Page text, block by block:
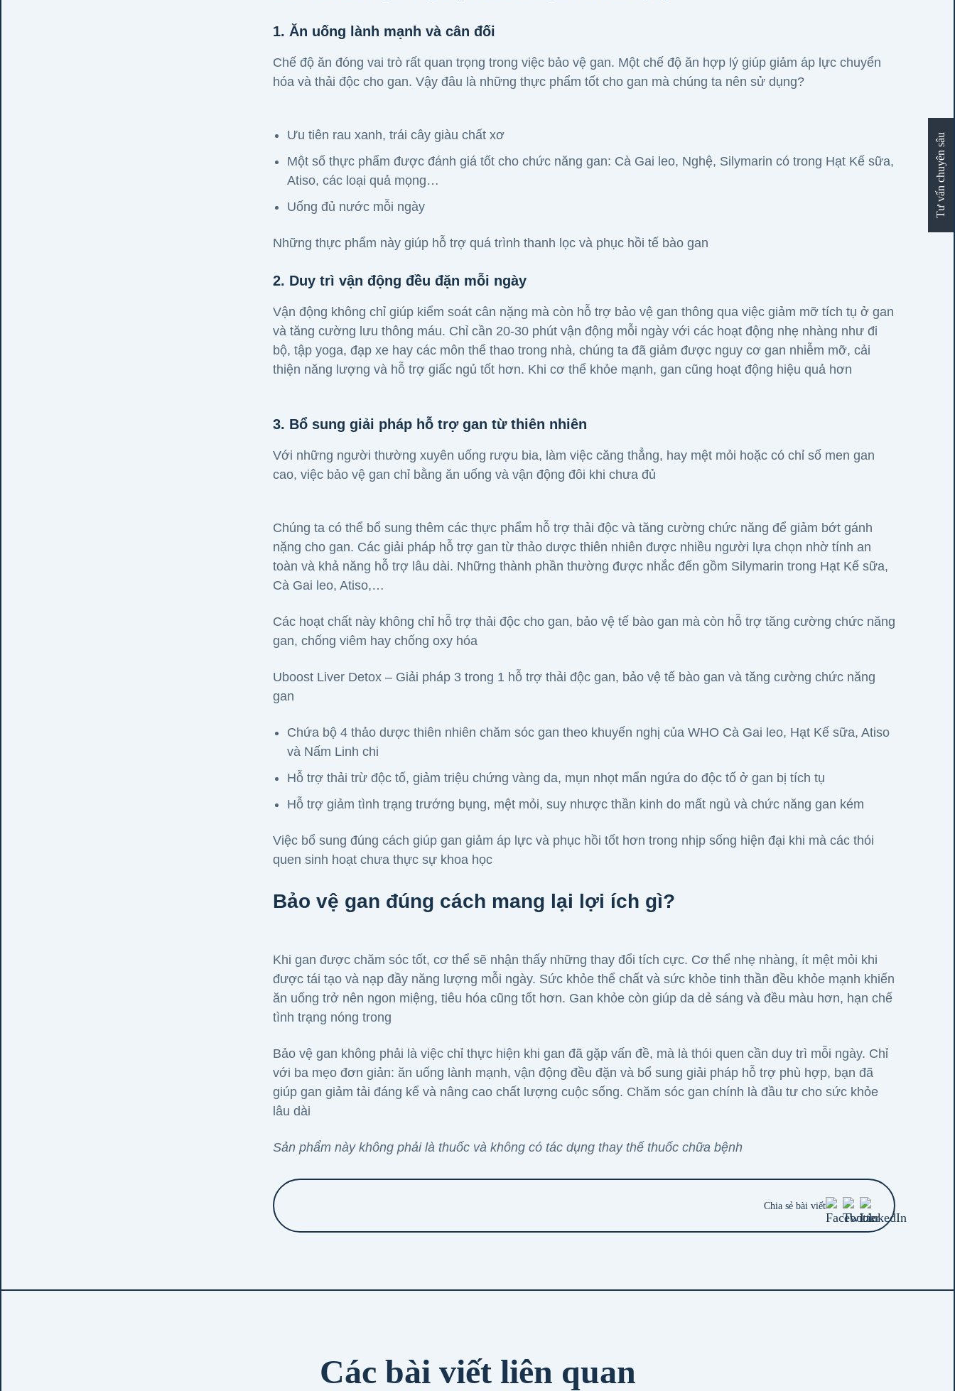
1. Ăn uống lành mạnh và cân đối
Chế độ ăn đóng vai trò rất quan trọng trong việc bảo vệ gan. Một chế độ ăn hợp lý giúp giảm áp lực chuyển
hóa và thải độc cho gan. Vậy đâu là những thực phẩm tốt cho gan mà chúng ta nên sử dụng?
Ưu tiên rau xanh, trái cây giàu chất xơ
Một số thực phẩm được đánh giá tốt cho chức năng gan: Cà Gai leo, Nghệ, Silymarin có trong Hạt Kế sữa,
Atiso, các loại quả mọng…
Uống đủ nước mỗi ngày
Những thực phẩm này giúp hỗ trợ quá trình thanh lọc và phục hồi tế bào gan
2. Duy trì vận động đều đặn mỗi ngày
Vận động không chỉ giúp kiểm soát cân nặng mà còn hỗ trợ bảo vệ gan thông qua việc giảm mỡ tích tụ ở gan
và tăng cường lưu thông máu. Chỉ cần 20-30 phút vận động mỗi ngày với các hoạt động nhẹ nhàng như đi
bộ, tập yoga, đạp xe hay các môn thể thao trong nhà, chúng ta đã giảm được nguy cơ gan nhiễm mỡ, cải
thiện năng lượng và hỗ trợ giấc ngủ tốt hơn. Khi cơ thể khỏe mạnh, gan cũng hoạt động hiệu quả hơn
3. Bổ sung giải pháp hỗ trợ gan từ thiên nhiên
Với những người thường xuyên uống rượu bia, làm việc căng thẳng, hay mệt mỏi hoặc có chỉ số men gan
cao, việc bảo vệ gan chỉ bằng ăn uống và vận động đôi khi chưa đủ
Chúng ta có thể bổ sung thêm các thực phẩm hỗ trợ thải độc và tăng cường chức năng để giảm bớt gánh
nặng cho gan. Các giải pháp hỗ trợ gan từ thảo dược thiên nhiên được nhiều người lựa chọn nhờ tính an
toàn và khả năng hỗ trợ lâu dài. Những thành phần thường được nhắc đến gồm Silymarin trong Hạt Kế sữa,
Cà Gai leo, Atiso,…
Các hoạt chất này không chỉ hỗ trợ thải độc cho gan, bảo vệ tế bào gan mà còn hỗ trợ tăng cường chức năng
gan, chống viêm hay chống oxy hóa
Uboost Liver Detox – Giải pháp 3 trong 1 hỗ trợ thải độc gan, bảo vệ tế bào gan và tăng cường chức năng
gan
Chứa bộ 4 thảo dược thiên nhiên chăm sóc gan theo khuyến nghị của WHO Cà Gai leo, Hạt Kế sữa, Atiso
và Nấm Linh chi
Hỗ trợ thải trừ độc tố, giảm triệu chứng vàng da, mụn nhọt mẩn ngứa do độc tố ở gan bị tích tụ
Hỗ trợ giảm tình trạng trướng bụng, mệt mỏi, suy nhược thần kinh do mất ngủ và chức năng gan kém
Việc bổ sung đúng cách giúp gan giảm áp lực và phục hồi tốt hơn trong nhịp sống hiện đại khi mà các thói
quen sinh hoạt chưa thực sự khoa học
Bảo vệ gan đúng cách mang lại lợi ích gì?
Khi gan được chăm sóc tốt, cơ thể sẽ nhận thấy những thay đổi tích cực. Cơ thể nhẹ nhàng, ít mệt mỏi khi
được tái tạo và nạp đầy năng lượng mỗi ngày. Sức khỏe thể chất và sức khỏe tinh thần đều khỏe mạnh khiến
ăn uống trở nên ngon miệng, tiêu hóa cũng tốt hơn. Gan khỏe còn giúp da dẻ sáng và đều màu hơn, hạn chế
tình trạng nóng trong
Bảo vệ gan không phải là việc chỉ thực hiện khi gan đã gặp vấn đề, mà là thói quen cần duy trì mỗi ngày. Chỉ
với ba mẹo đơn giản: ăn uống lành mạnh, vận động đều đặn và bổ sung giải pháp hỗ trợ phù hợp, bạn đã
giúp gan giảm tải đáng kể và nâng cao chất lượng cuộc sống. Chăm sóc gan chính là đầu tư cho sức khỏe
lâu dài
Sản phẩm này không phải là thuốc và không có tác dụng thay thế thuốc chữa bệnh
Chia sẻ bài viết
Các bài viết liên quan
Tư vấn chuyên sâu